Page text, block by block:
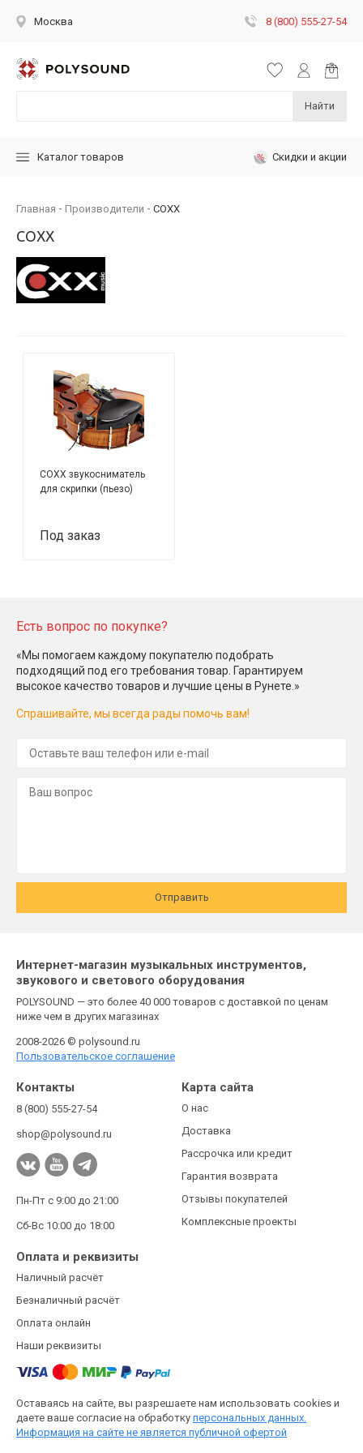
Москва 8 (800) 555-27-54
Найти
Каталог товаров Скидки и акции
Главная Производители COXX
COXX
COXX звукосниматель
для скрипки (пьезо)
Под заказ
Есть вопрос по покупке?
«Мы помогаем каждому покупателю подобрать
подходящий под его требования товар. Гарантируем
высокое качество товаров и лучшие цены в Рунете.»
Спрашивайте, мы всегда рады помочь вам!
Отправить
Интернет-магазин музыкальных инструментов,
звукового и светового оборудования
POLYSOUND — это более 40 000 товаров с доставкой по ценам
ниже чем в других магазинах
2008-2026 © polysound.ru
Пользовательское соглашение
Контакты
8 (800) 555-27-54
shop@polysound.ru
Пн-Пт с 9:00 до 21:00
Сб-Вс 10:00 до 18:00
Карта сайта
О нас
Доставка
Рассрочка или кредит
Гарантия возврата
Отзывы покупателей
Комплексные проекты
Оплата и реквизиты
Наличный расчёт
Безналичный расчёт
Оплата онлайн
Наши реквизиты
Оставаясь на сайте, вы разрешаете нам использовать cookies и
даете ваше согласие на обработку персональных данных.
Информация на сайте не является публичной офертой